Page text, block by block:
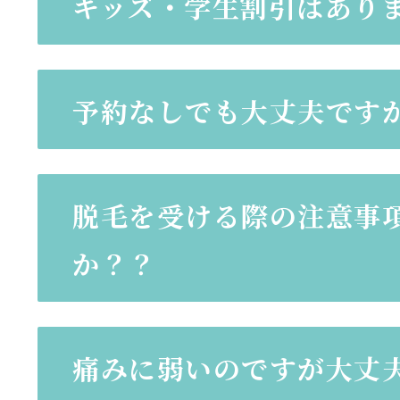
予約なしでも大丈夫です
脱毛を受ける際の注意事
か？？
痛みに弱いのですが大丈